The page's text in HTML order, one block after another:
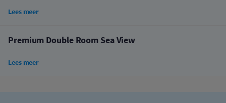
Lees meer
Premium Double Room Sea View
Lees meer